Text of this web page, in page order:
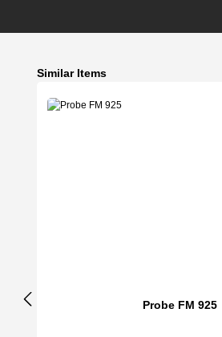
Produktgalerie überspringen
Similar Items
Probe FM 925